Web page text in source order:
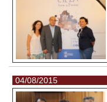
04/08/2015